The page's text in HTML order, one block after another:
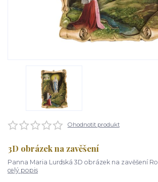
Ohodnotit produkt
3D obrázek na zavěšení
Panna Maria Lurdská 3D obrázek na zavěšení
celý popis